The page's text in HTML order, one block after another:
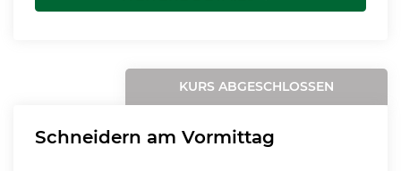
KURS ABGESCHLOSSEN
Schneidern am Vormittag